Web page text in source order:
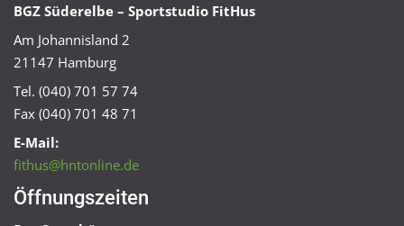
BGZ Süderelbe – Sportstudio FitHus
Am Johannisland 2
21147 Hamburg
Tel. (040) 701 57 74
Fax (040) 701 48 71
E-Mail:
fithus@hntonline.de
Öffnungszeiten